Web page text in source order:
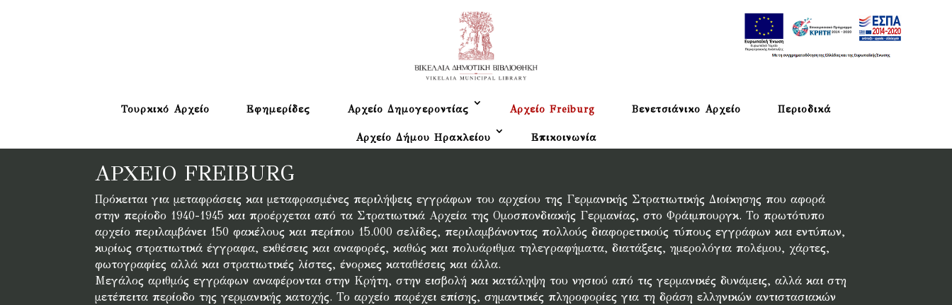
Τουρκικό Αρχείο Εφημερίδες Αρχείο Δημογεροντίας Αρχείο Freiburg Βενετσιάνικο Αρχείο Περιοδικά
Αρχείο Δήμου Ηρακλείου Επικοινωνία
ΑΡΧΕΊΟ FREIBURG
Πρόκειται για μεταφράσεις και μεταφρασμένες περιλήψεις εγγράφων του αρχείου της Γερμανικής Στρατιωτικής Διοίκησης που αφορά
στην περίοδο 1940-1945 και προέρχεται από τα Στρατιωτικά Αρχεία της Ομοσπονδιακής Γερμανίας, στο Φράιμπουργκ. Το πρωτότυπο
αρχείο περιλαμβάνει 150 φακέλους και περίπου 15.000 σελίδες, περιλαμβάνοντας πολλούς διαφορετικούς τύπους εγγράφων και εντύπων,
κυρίως στρατιωτικά έγγραφα, εκθέσεις και αναφορές, καθώς και πολυάριθμα τηλεγραφήματα, διατάξεις, ημερολόγια πολέμου, χάρτες,
φωτογραφίες αλλά και στρατιωτικές λίστες, ένορκες καταθέσεις και άλλα.
Μεγάλος αριθμός εγγράφων αναφέρονται στην Κρήτη, στην εισβολή και κατάληψη του νησιού από τις γερμανικές δυνάμεις, αλλά και στη
μετέπειτα περίοδο της γερμανικής κατοχής. Το αρχείο παρέχει επίσης, σημαντικές πληροφορίες για τη δράση ελληνικών αντιστασιακών